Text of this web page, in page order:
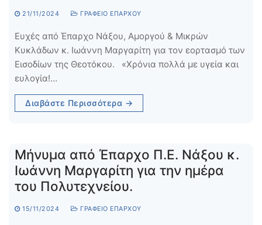
21/11/2024 ΓΡΑΦΕΊΟ ΕΠΆΡΧΟΥ
Ευχές από Έπαρχο Νάξου, Αμοργού & Μικρών
Κυκλάδων κ. Ιωάννη Μαργαρίτη για τον εορτασμό των
Εισοδίων της Θεοτόκου. «Χρόνια πολλά με υγεία και
ευλογία!…
Διαβάστε Περισσότερα →
Μήνυμα από Έπαρχο Π.Ε. Νάξου κ.
Ιωάννη Μαργαρίτη για την ημέρα
του Πολυτεχνείου.
15/11/2024 ΓΡΑΦΕΊΟ ΕΠΆΡΧΟΥ